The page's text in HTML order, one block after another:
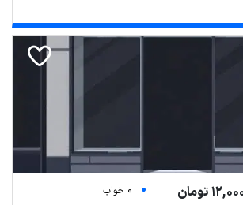
0 خواب